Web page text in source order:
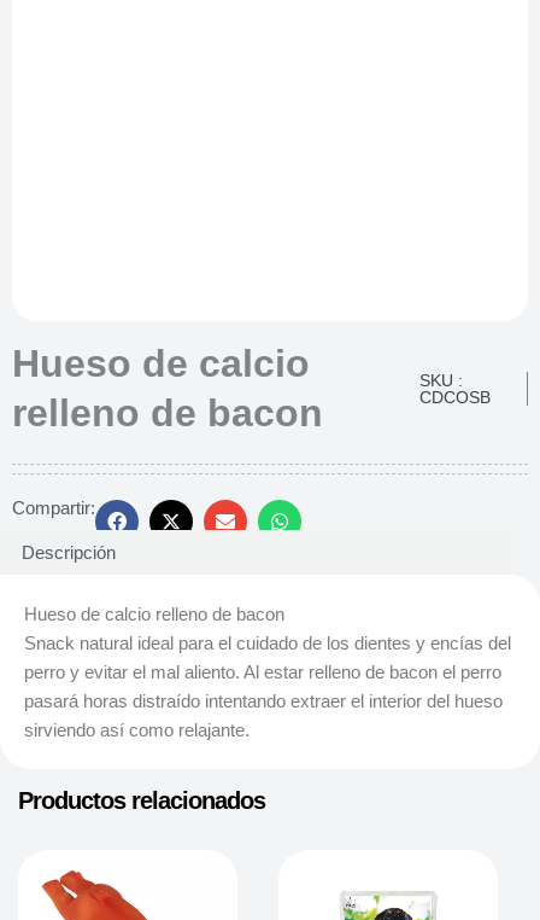
Hueso de calcio
relleno de bacon
SKU :
CDCOSB
Compartir:
Descripción
Hueso de calcio relleno de bacon
Snack natural ideal para el cuidado de los dientes y encías del
perro y evitar el mal aliento. Al estar relleno de bacon el perro
pasará horas distraído intentando extraer el interior del hueso
sirviendo así como relajante.
Productos relacionados